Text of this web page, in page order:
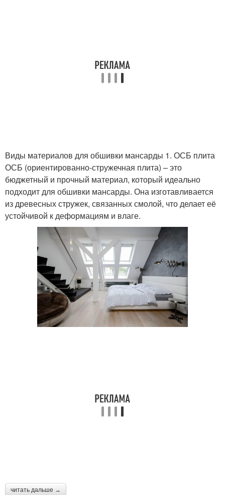
Виды материалов для обшивки мансарды 1. ОСБ плита
ОСБ (ориентированно-стружечная плита) – это
бюджетный и прочный материал, который идеально
подходит для обшивки мансарды. Она изготавливается
из древесных стружек, связанных смолой, что делает её
устойчивой к деформациям и влаге.
читать дальше →